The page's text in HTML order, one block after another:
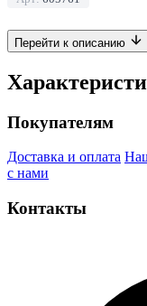
Перейти к описанию
Покупателям
Доставка и оплата
с нами
Контакты